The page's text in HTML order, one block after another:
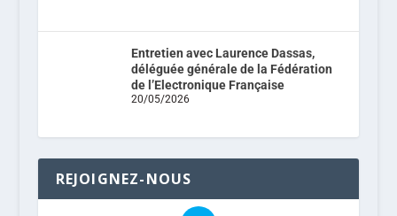
Entretien avec Laurence Dassas,
déléguée générale de la Fédération
de l’Electronique Française
20/05/2026
REJOIGNEZ-NOUS